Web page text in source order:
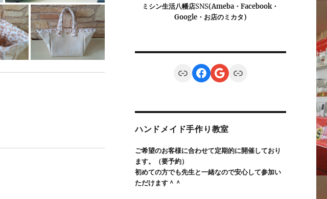
ミシン生活八幡店SNS(Ameba・Facebook・
Google・お店のミカタ)
LinkFacebook
Google
Link
ハンドメイド手作り教室
ご希望のお客様に合わせて定期的に開催しており
ます。（要予約）
初めての方でも先生と一緒なので安心して参加い
ただけます＾＾